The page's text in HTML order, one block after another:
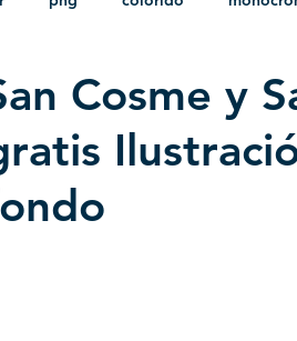
paquetes infantil HD
Cosme y